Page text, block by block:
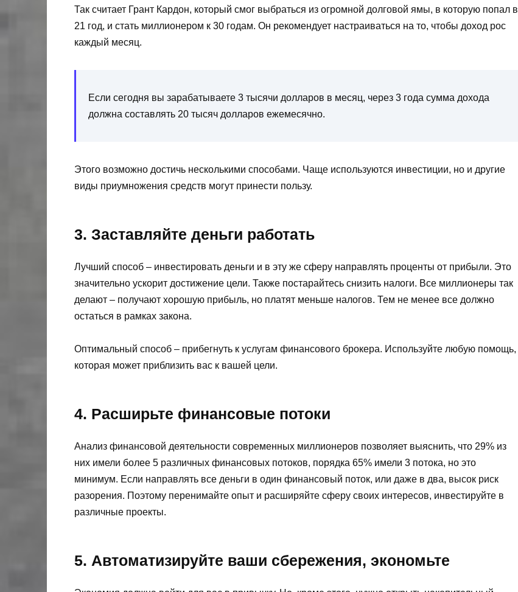
Так считает Грант Кардон, который смог выбраться из огромной долговой ямы, в которую попал в
21 год, и стать миллионером к 30 годам. Он рекомендует настраиваться на то, чтобы доход рос
каждый месяц.
Если сегодня вы зарабатываете 3 тысячи долларов в месяц, через 3 года сумма дохода
должна составлять 20 тысяч долларов ежемесячно.
Этого возможно достичь несколькими способами. Чаще используются инвестиции, но и другие
виды приумножения средств могут принести пользу.
3. Заставляйте деньги работать
Лучший способ – инвестировать деньги и в эту же сферу направлять проценты от прибыли. Это
значительно ускорит достижение цели. Также постарайтесь снизить налоги. Все миллионеры так
делают – получают хорошую прибыль, но платят меньше налогов. Тем не менее все должно
остаться в рамках закона.
Оптимальный способ – прибегнуть к услугам финансового брокера. Используйте любую помощь,
которая может приблизить вас к вашей цели.
4. Расширьте финансовые потоки
Анализ финансовой деятельности современных миллионеров позволяет выяснить, что 29% из
них имели более 5 различных финансовых потоков, порядка 65% имели 3 потока, но это
минимум. Если направлять все деньги в один финансовый поток, или даже в два, высок риск
разорения. Поэтому перенимайте опыт и расширяйте сферу своих интересов, инвестируйте в
различные проекты.
5. Автоматизируйте ваши сбережения, экономьте